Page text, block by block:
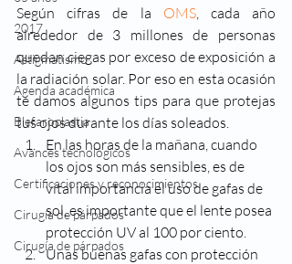
2017
Astigmatismo
Agenda académica
Blefaroplastia
Avances tecnológicos
Certificaciones y reconocimientos
Cirugía de párpados
Cirugía de párpados
Según cifras de la OMS, cada año
alrededor de 3 millones de personas
quedan ciegas por exceso de exposición a
la radiación solar. Por eso en esta ocasión
te damos algunos tips para que protejas
tus ojos durante los días soleados.
En las horas de la mañana, cuando
los ojos son más sensibles, es de
vital importancia el uso de gafas de
sol, es importante que el lente posea
protección UV al 100 por ciento.
Unas buenas gafas con protección